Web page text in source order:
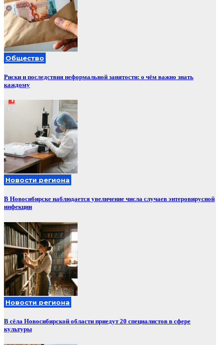
Общество
Риски и последствия неформальной занятости: о чём важно знать
каждому
Новости региона
В Новосибирске наблюдается увеличение числа случаев энтеровирусной
инфекции
Новости региона
В сёла Новосибирской области приедут 20 специалистов в сфере
культуры